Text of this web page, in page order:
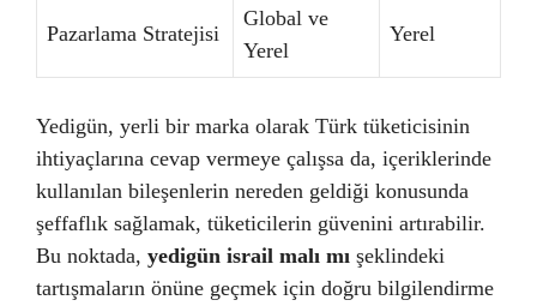
Pazarlama Stratejisi
Global ve
Yerel
Yerel
Yedigün, yerli bir marka olarak Türk tüketicisinin
ihtiyaçlarına cevap vermeye çalışsa da, içeriklerinde
kullanılan bileşenlerin nereden geldiği konusunda
şeffaflık sağlamak, tüketicilerin güvenini artırabilir.
Bu noktada, yedigün israil malı mı şeklindeki
tartışmaların önüne geçmek için doğru bilgilendirme